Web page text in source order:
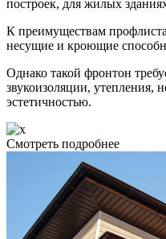
построек, для жилых
К преимуществам
несущие и кроющие
Однако такой фронтон
звукоизоляции, утепления,
эстетичностью.
Смотреть подробнее